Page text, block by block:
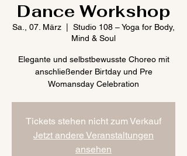
Dance Workshop
Sa., 07. März
Studio 108 – Yoga for Body,
Mind & Soul
Elegante und selbstbewusste Choreo mit
anschließender Birtday und Pre
Womansday Celebration
Tickets stehen nicht zum Verkauf
Jetzt andere Veranstaltungen
ansehen